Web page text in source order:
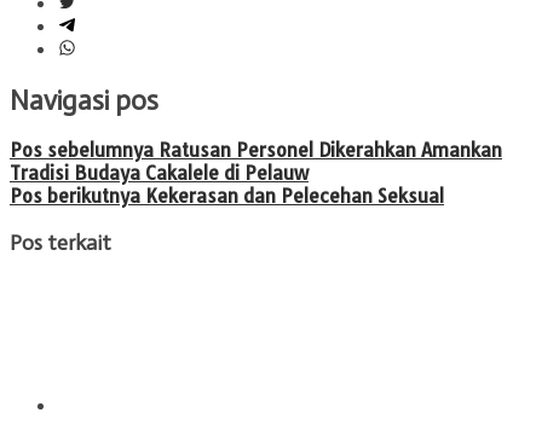
Navigasi pos
Pos sebelumnya Ratusan Personel Dikerahkan Amankan
Tradisi Budaya Cakalele di Pelauw
Pos berikutnya Kekerasan dan Pelecehan Seksual
Pos terkait